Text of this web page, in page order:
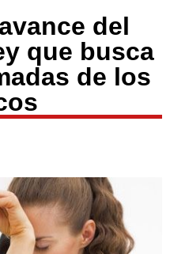
del
que busca
de los